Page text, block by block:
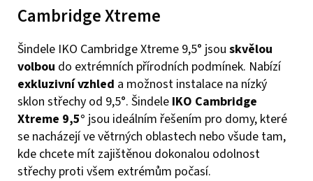
Cambridge Xtreme
Šindele IKO Cambridge Xtreme 9,5° jsou skvělou
volbou do extrémních přírodních podmínek. Nabízí
exkluzivní vzhled a možnost instalace na nízký
sklon střechy od 9,5°. Šindele IKO Cambridge
Xtreme 9,5° jsou ideálním řešením pro domy, které
se nacházejí ve větrných oblastech nebo všude tam,
kde chcete mít zajištěnou dokonalou odolnost
střechy proti všem extrémům počasí.